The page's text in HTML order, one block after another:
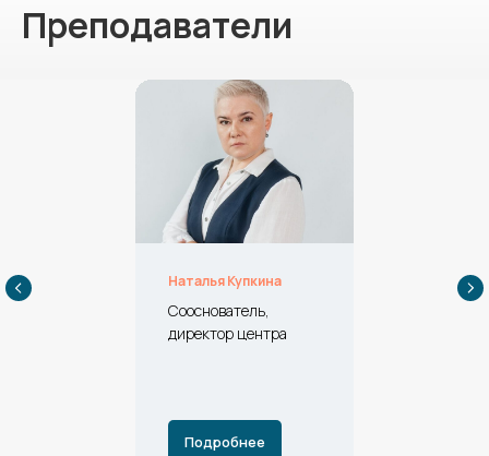
Преподаватели
Наталья Купкина
Сооснователь,
директор центра
Подробнее